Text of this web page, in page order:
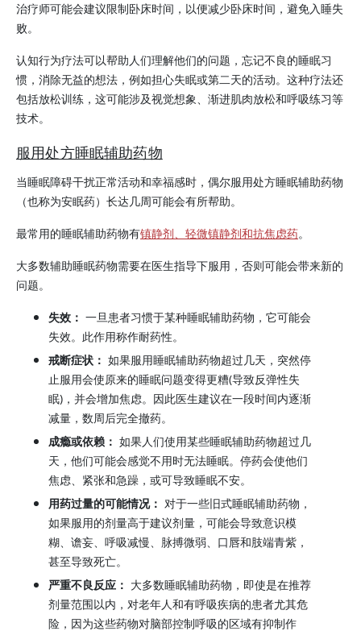
治疗师可能会建议限制卧床时间，以便减少卧床时间，避免入睡失
败。
认知行为疗法可以帮助人们理解他们的问题，忘记不良的睡眠习
惯，消除无益的想法，例如担心失眠或第二天的活动。这种疗法还
包括放松训练，这可能涉及视觉想象、渐进肌肉放松和呼吸练习等
技术。
服用处方睡眠辅助药物
当睡眠障碍干扰正常活动和幸福感时，偶尔服用处方睡眠辅助药物
（也称为安眠药）长达几周可能会有所帮助。
最常用的睡眠辅助药物有镇静剂、轻微镇静剂和抗焦虑药。
大多数辅助睡眠药物需要在医生指导下服用，否则可能会带来新的
问题。
失效： 一旦患者习惯于某种睡眠辅助药物，它可能会
失效。此作用称作耐药性。
戒断症状： 如果服用睡眠辅助药物超过几天，突然停
止服用会使原来的睡眠问题变得更糟(导致反弹性失
眠)，并会增加焦虑。因此医生建议在一段时间内逐渐
减量，数周后完全撤药。
成瘾或依赖： 如果人们使用某些睡眠辅助药物超过几
天，他们可能会感觉不用时无法睡眠。停药会使他们
焦虑、紧张和急躁，或可导致睡眠不安。
用药过量的可能情况： 对于一些旧式睡眠辅助药物，
如果服用的剂量高于建议剂量，可能会导致意识模
糊、谵妄、呼吸减慢、脉搏微弱、口唇和肢端青紫，
甚至导致死亡。
严重不良反应： 大多数睡眠辅助药物，即使是在推荐
剂量范围以内，对老年人和有呼吸疾病的患者尤其危
险，因为这些药物对脑部控制呼吸的区域有抑制作